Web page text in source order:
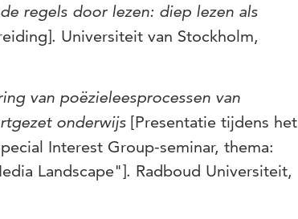
de regels door lezen: diep lezen als
Universiteit van Stockholm,
van poëzieleesprocessen van
onderwijs [Presentatie tijdens het
Interest Group-seminar, thema:
Landscape"]. Radboud Universiteit,